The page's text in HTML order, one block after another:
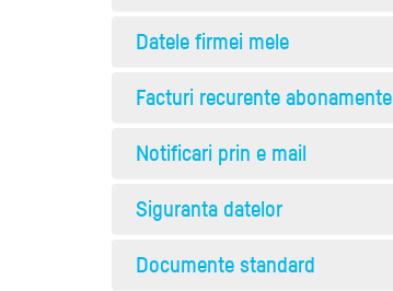
Datele firmei mele
Facturi recurente abonamente
Notificari prin e mail
Siguranta datelor
Documente standard